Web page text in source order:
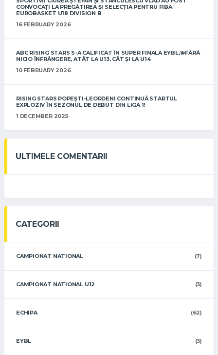
CONVOCAȚI LA PREGĂTIREA ȘI SELECȚIA PENTRU FIBA
EUROBASKET U18 DIVISION B
16 FEBRUARY 2026
ABC RISING STARS S-A CALIFICAT ÎN SUPER FINALA EYBL,💫FĂRĂ
NICIO ÎNFRÂNGERE, ATÂT LA U13, CÂT ȘI LA U14
10 FEBRUARY 2026
RISING STARS POPEȘTI-LEORDENI CONTINUĂ STARTUL
EXPLOZIV ÎN SEZONUL DE DEBUT DIN LIGA 1!
1 DECEMBER 2025
ULTIMELE COMENTARII
CATEGORII
CAMPIONAT NATIONAL (7)
CAMPIONAT NATIONAL U12 (3)
ECHIPA (62)
EYBL (3)